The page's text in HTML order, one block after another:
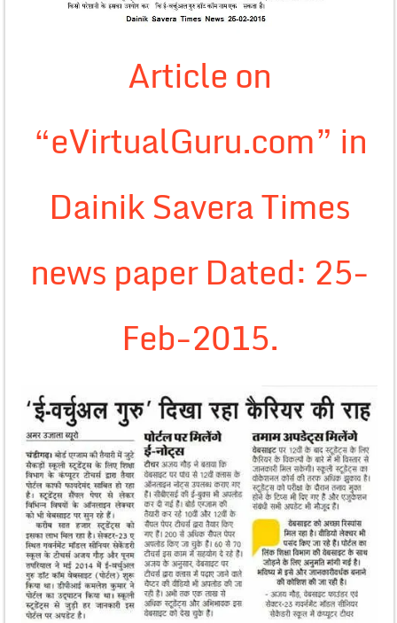
Article on
“eVirtualGuru.com” in
Dainik Savera Times
news paper Dated: 25-
Feb-2015.